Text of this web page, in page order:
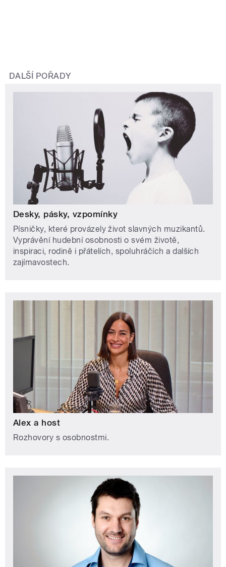
DALŠÍ POŘADY
Desky, pásky, vzpomínky
Písničky, které provázely život slavných muzikantů.
Vyprávění hudební osobnosti o svém životě,
inspiraci, rodině i přátelích, spoluhráčích a dalších
zajímavostech.
Alex a host
Rozhovory s osobnostmi.